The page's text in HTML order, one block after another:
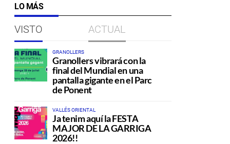
LO MÁS
VISTO ACTUAL
GRANOLLERS
Granollers vibrará con la
final del Mundial en una
pantalla gigante en el Parc
de Ponent
VALLÉS ORIENTAL
Ja tenim aquí la FESTA
MAJOR DE LA GARRIGA
2026!!